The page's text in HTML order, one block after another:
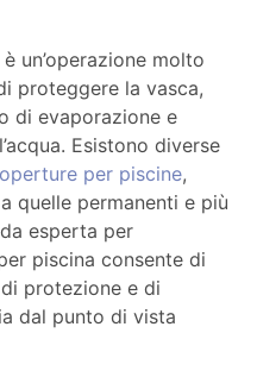
è un’operazione molto
proteggere la vasca,
di evaporazione e
Esistono diverse
per piscine,
quelle permanenti e più
esperta per
piscina consente di
protezione e di
dal punto di vista